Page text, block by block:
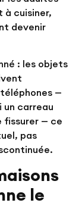
à cuisiner,
devenir
: les objets
—
un carreau
fissurer — ce
pas
le